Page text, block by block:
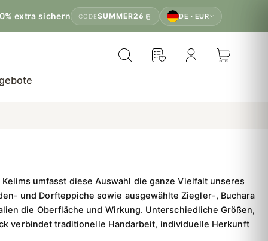
extra sichern CODESUMMER26 DE · EUR
umfasst diese Auswahl die ganze Vielfalt unseres
und Dorfteppiche sowie ausgewählte Ziegler-, Buchara-
die Oberfläche und Wirkung. Unterschiedliche Größen,
verbindet traditionelle Handarbeit, individuelle Herkunft